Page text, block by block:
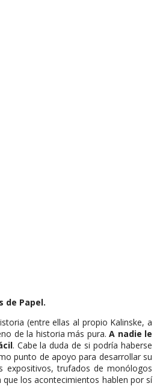
de Papel.
(entre ellas al propio Kalinske, a
de la historia más pura. A nadie le
. Cabe la duda de si podría haberse
punto de apoyo para desarrollar su
expositivos, trufados de monólogos
los acontecimientos hablen por sí